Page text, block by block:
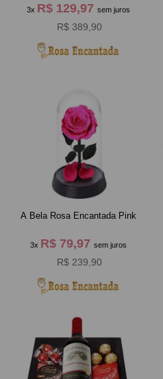
3x R$ 129,97 sem juros
R$ 389,90
A Bela Rosa Encantada Pink
3x R$ 79,97 sem juros
R$ 239,90